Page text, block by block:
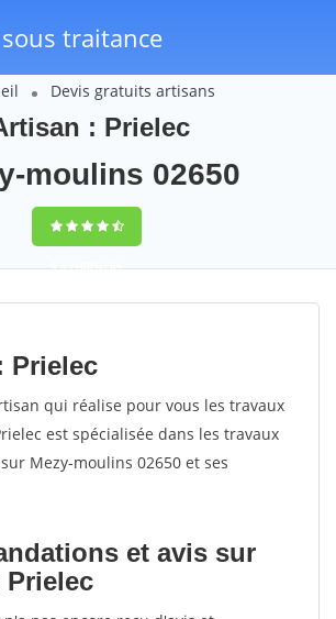
traitance
Devis gratuits artisans
: Prielec
moulins 02650
9,5(100%)81
votes
Prielec
qui réalise pour vous les travaux
est spécialisée dans les travaux
Mezy-moulins 02650 et ses
et avis sur